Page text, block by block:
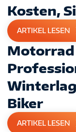
Kosten,
ARTIKEL LESEN
Biker
ARTIKEL LESEN